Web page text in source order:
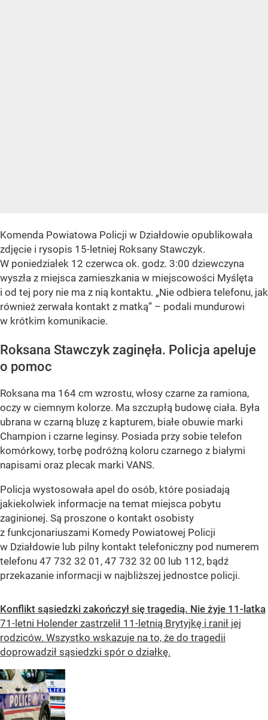
Komenda Powiatowa Policji w Działdowie opublikowała
zdjęcie i rysopis 15-letniej Roksany Stawczyk.
W poniedziałek 12 czerwca ok. godz. 3:00 dziewczyna
wyszła z miejsca zamieszkania w miejscowości Myślęta
i od tej pory nie ma z nią kontaktu. „Nie odbiera telefonu, jak
również zerwała kontakt z matką” – podali mundurowi
w krótkim komunikacie.
Roksana Stawczyk zaginęła. Policja apeluje
o pomoc
Roksana ma 164 cm wzrostu, włosy czarne za ramiona,
oczy w ciemnym kolorze. Ma szczupłą budowę ciała. Była
ubrana w czarną bluzę z kapturem, białe obuwie marki
Champion i czarne leginsy. Posiada przy sobie telefon
komórkowy, torbę podróżną koloru czarnego z białymi
napisami oraz plecak marki VANS.
Policja wystosowała apel do osób, które posiadają
jakiekolwiek informacje na temat miejsca pobytu
zaginionej. Są proszone o kontakt osobisty
z funkcjonariuszami Komedy Powiatowej Policji
w Działdowie lub pilny kontakt telefoniczny pod numerem
telefonu 47 732 32 01, 47 732 32 00 lub 112, bądź
przekazanie informacji w najbliższej jednostce policji.
Konflikt sąsiedzki zakończył się tragedią. Nie żyje 11-latka
71-letni Holender zastrzelił 11-letnią Brytyjkę i ranił jej
rodziców. Wszystko wskazuje na to, że do tragedii
doprowadził sąsiedzki spór o działkę.